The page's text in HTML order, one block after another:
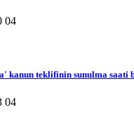
04
kanun teklifinin sunulma saati
04